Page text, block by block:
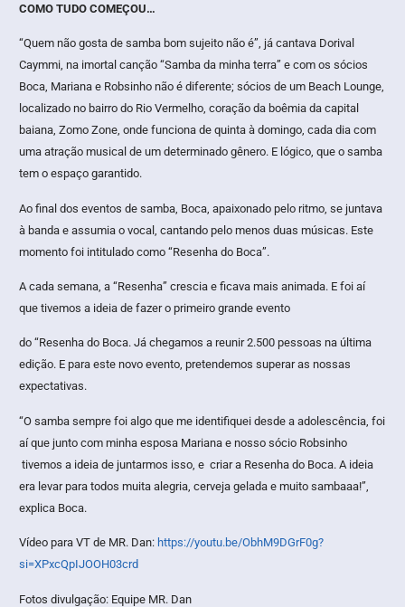
COMO TUDO COMEÇOU…
“Quem não gosta de samba bom sujeito não é”, já cantava Dorival
Caymmi, na imortal canção “Samba da minha terra” e com os sócios
Boca, Mariana e Robsinho não é diferente; sócios de um Beach Lounge,
localizado no bairro do Rio Vermelho, coração da boêmia da capital
baiana, Zomo Zone, onde funciona de quinta à domingo, cada dia com
uma atração musical de um determinado gênero. E lógico, que o samba
tem o espaço garantido.
Ao final dos eventos de samba, Boca, apaixonado pelo ritmo, se juntava
à banda e assumia o vocal, cantando pelo menos duas músicas. Este
momento foi intitulado como “Resenha do Boca”.
A cada semana, a “Resenha” crescia e ficava mais animada. E foi aí
que tivemos a ideia de fazer o primeiro grande evento
do “Resenha do Boca. Já chegamos a reunir 2.500 pessoas na última
edição. E para este novo evento, pretendemos superar as nossas
expectativas.
“O samba sempre foi algo que me identifiquei desde a adolescência, foi
aí que junto com minha esposa Mariana e nosso sócio Robsinho
tivemos a ideia de juntarmos isso, e criar a Resenha do Boca. A ideia
era levar para todos muita alegria, cerveja gelada e muito sambaaa!”,
explica Boca.
Vídeo para VT de MR. Dan: https://youtu.be/ObhM9DGrF0g?
si=XPxcQpIJOOH03crd
Fotos divulgação: Equipe MR. Dan